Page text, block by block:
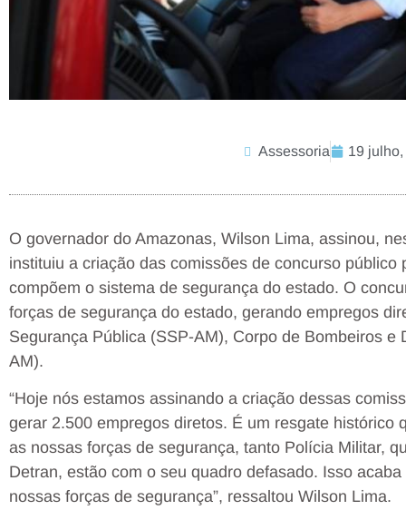
Assessoria 19
O governador do Amazonas, Wilson Lima, assinou,
instituiu a criação das comissões de concurso
compõem o sistema de segurança do estado. O
forças de segurança do estado, gerando empregos
Segurança Pública (SSP-AM), Corpo de Bombeiros
AM).
“Hoje nós estamos assinando a criação dessas
gerar 2.500 empregos diretos. É um resgate histórico
as nossas forças de segurança, tanto Polícia Militar,
Detran, estão com o seu quadro defasado. Isso
nossas forças de segurança”, ressaltou Wilson Lima.